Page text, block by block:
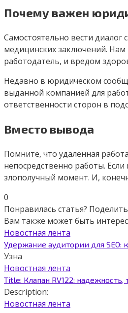
Почему важен
Самостоятельно вести диалог
медицинских заключений. Нам
работодатель, и вредом
Недавно в юридическом
выданной компанией для
ответственности сторон в
Вместо вывода
Помните, что удаленная
непосредственно работы.
злополучный момент. И,
0
Понравилась статья?
Вам также может быть
Новостная лента
Удержание аудитории для SEO:
Узна
Новостная лента
Title: Клапан RV122:
Description:
Новостная лента